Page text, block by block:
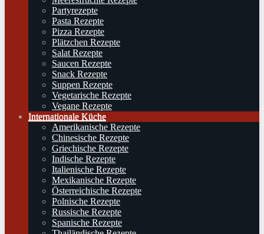
Partyrezepte
Pasta Rezepte
Pizza Rezepte
Plätzchen Rezepte
Salat Rezepte
Saucen Rezepte
Snack Rezepte
Suppen Rezepte
Vegetarische Rezepte
Vegane Rezepte
Internationale Küche
Amerikanische Rezepte
Chinesische Rezepte
Griechische Rezepte
Indische Rezepte
Italienische Rezepte
Mexikanische Rezepte
Österreichische Rezepte
Polnische Rezepte
Russische Rezepte
Spanische Rezepte